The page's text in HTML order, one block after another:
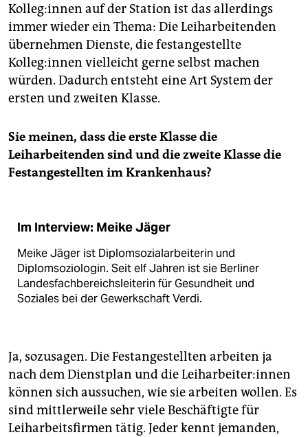
Kolleg:innen auf der Station ist das allerdings
immer wieder ein Thema: Die Leiharbeitenden
übernehmen Dienste, die festangestellte
Kolleg:innen vielleicht gerne selbst machen
würden. Dadurch entsteht eine Art System der
ersten und zweiten Klasse.
Sie meinen, dass die erste Klasse die
Leiharbeitenden sind und die zweite Klasse die
Festangestellten im Krankenhaus?
Im Interview: Meike Jäger
Meike Jäger ist Diplomsozialarbeiterin und
Diplomsoziologin. Seit elf Jahren ist sie Berliner
Landesfachbereichsleiterin für Gesundheit und
Soziales bei der Gewerkschaft Verdi.
Ja, sozusagen. Die Festangestellten arbeiten ja
nach dem Dienstplan und die Leiharbeiter:innen
können sich aussuchen, wie sie arbeiten wollen. Es
sind mittlerweile sehr viele Beschäftigte für
Leiharbeitsfirmen tätig. Jeder kennt jemanden,